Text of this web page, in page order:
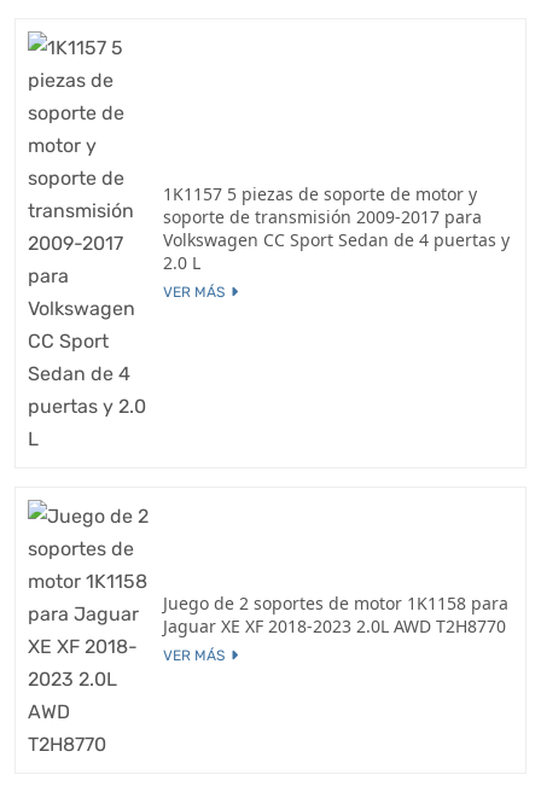
1K1157 5 piezas de soporte de motor y
soporte de transmisión 2009-2017 para
Volkswagen CC Sport Sedan de 4 puertas y
2.0 L
VER MÁS
Juego de 2 soportes de motor 1K1158 para
Jaguar XE XF 2018-2023 2.0L AWD T2H8770
VER MÁS